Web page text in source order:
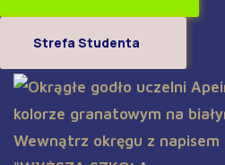
Strefa Studenta